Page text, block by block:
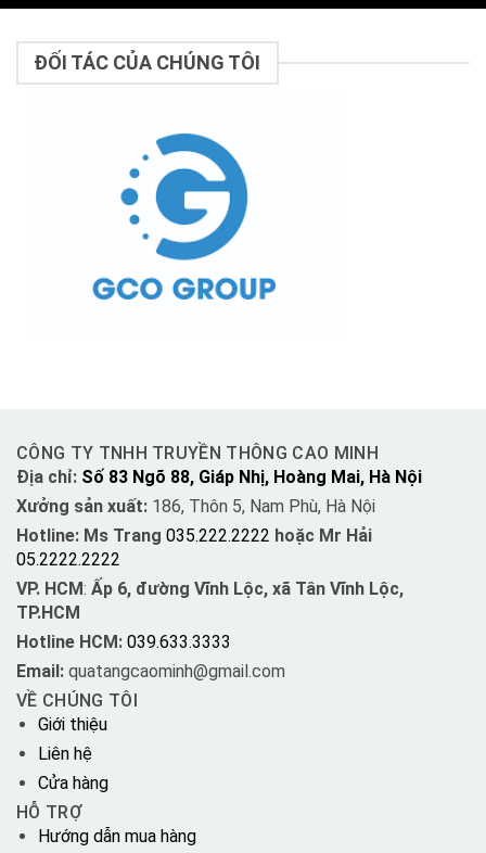
ĐỐI TÁC CỦA CHÚNG TÔI
CÔNG TY TNHH TRUYỀN THÔNG CAO MINH
Địa chỉ: Số 83 Ngõ 88, Giáp Nhị, Hoàng Mai, Hà Nội
Xưởng sản xuất: 186, Thôn 5, Nam Phù, Hà Nội
Hotline: Ms Trang 035.222.2222 hoặc Mr Hải
05.2222.2222
VP. HCM: Ấp 6, đường Vĩnh Lộc, xã Tân Vĩnh Lộc,
TP.HCM
Hotline HCM: 039.633.3333
Email: quatangcaominh@gmail.com
VỀ CHÚNG TÔI
Giới thiệu
Liên hệ
Cửa hàng
HỖ TRỢ
Hướng dẫn mua hàng